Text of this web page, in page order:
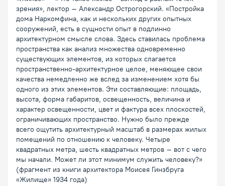
зрения», лектор – Александр Острогорский. «Постройка
дома Наркомфина, как и нескольких других опытных
сооружений, есть в сущности опыт в подлинно
архитектурном смысле слова. Здесь ставилась проблема
про­странства как анализ множества одновременно
существующих элементов, из которых слагается
пространственно-архитектурное целое, меняющее свои
качества немедленно же вслед за изменением хотя бы
одного из этих элементов. Эти составляющие: площадь,
высота, форма габаритов, освещенность, величи­на и
характер освещенности, цвет и фактура всех плоскостей,
ограничивающих пространство. Нужно было прежде
всего ощутить архитектурный масштаб в размерах жилых
поме­щений по отношению к человеку. Четыре
квадратных метра, шесть квадратных метров – вот с чего
мы начали. Может ли этот минимум служить человеку?»
(фрагмент из книги архитектора Моисея Гинзбруга
«Жилище» 1934 года)